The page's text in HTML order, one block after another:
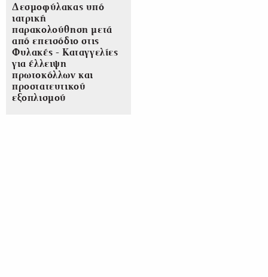
Δεσμοφύλακας υπό
ιατρική
παρακολούθηση μετά
από επεισόδιο στις
Φυλακές - Καταγγελίες
για έλλειψη
πρωτοκόλλων και
προστατευτικού
εξοπλισμού